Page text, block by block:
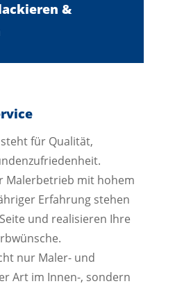
&
für Qualität,
Malerbetrieb mit hohem
Erfahrung stehen
und realisieren Ihre
nur Maler- und
Art im Innen-, sondern